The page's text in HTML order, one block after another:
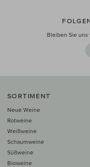
Bleiben Sie
SORTIMENT
Neue Weine
Rotweine
Weißweine
Schaumweine
Süßweine
Bioweine